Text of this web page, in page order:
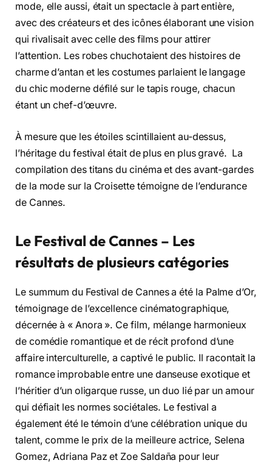
mode, elle aussi, était un spectacle à part entière,
avec des créateurs et des icônes élaborant une vision
qui rivalisait avec celle des films pour attirer
l’attention. Les robes chuchotaient des histoires de
charme d’antan et les costumes parlaient le langage
du chic moderne défilé sur le tapis rouge, chacun
étant un chef-d’œuvre.
À mesure que les étoiles scintillaient au-dessus,
l’héritage du festival était de plus en plus gravé. La
compilation des titans du cinéma et des avant-gardes
de la mode sur la Croisette témoigne de l’endurance
de Cannes.
Le Festival de Cannes – Les
résultats de plusieurs catégories
Le summum du Festival de Cannes a été la Palme d’Or,
témoignage de l’excellence cinématographique,
décernée à « Anora ». Ce film, mélange harmonieux
de comédie romantique et de récit profond d’une
affaire interculturelle, a captivé le public. Il racontait la
romance improbable entre une danseuse exotique et
l’héritier d’un oligarque russe, un duo lié par un amour
qui défiait les normes sociétales. Le festival a
également été le témoin d’une célébration unique du
talent, comme le prix de la meilleure actrice, Selena
Gomez, Adriana Paz et Zoe Saldaña pour leur